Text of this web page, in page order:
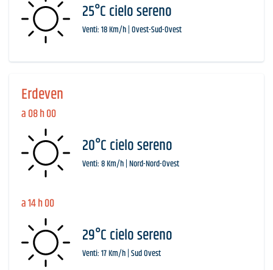
25°C cielo sereno
Venti: 18 Km/h | Ovest-Sud-Ovest
Erdeven
a 08 h 00
20°C cielo sereno
Venti: 8 Km/h | Nord-Nord-Ovest
a 14 h 00
29°C cielo sereno
Venti: 17 Km/h | Sud Ovest